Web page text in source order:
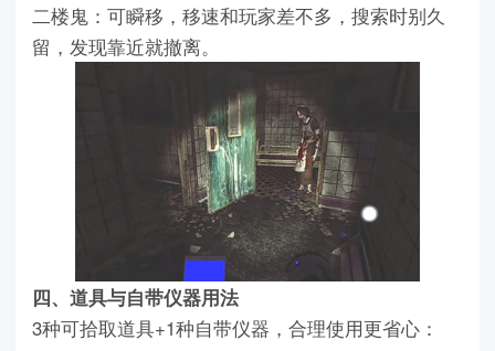
二楼鬼：可瞬移，移速和玩家差不多，搜索时别久
留，发现靠近就撤离。
四、道具与自带仪器用法
3种可拾取道具+1种自带仪器，合理使用更省心：